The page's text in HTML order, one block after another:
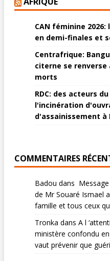
CAN féminine
en demi-finales et
Centrafrique:
citerne se renverse
morts
RDC: des acteurs
l'incinération
d'assainissement à
COMMENTAIRES
Badou dans
de Mr Souaré Ismael
famille et tous ceux
Tronka dans A l
ministère confondu
vaut prévenir que